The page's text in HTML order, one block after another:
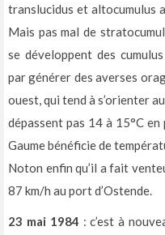
translucidus et altocumulus
Mais pas mal de
se développent des
par générer des averses
ouest, qui tend à s’orienter
dépassent pas 14 à 15°C
Gaume bénéficie de
Noton enfin qu’il a fait
87 km/h au port d’Ostende.
23 mai 1984 : c’est à